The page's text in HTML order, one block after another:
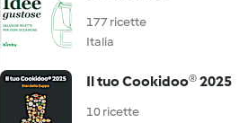
177 ricette
Italia
Il tuo Cookidoo® 2025
10 ricette